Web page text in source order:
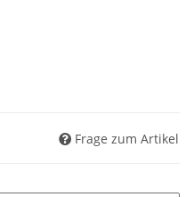
Frage zum Artikel